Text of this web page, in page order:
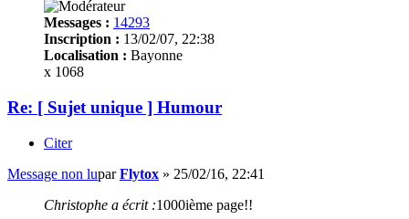
Messages : 14293
Inscription : 13/02/07, 22:38
Localisation : Bayonne
x 1068
Re: [ Sujet unique ] Humour
Citer
Message non luparFlytox » 25/02/16, 22:41
Christophe a écrit :1000ième page!!